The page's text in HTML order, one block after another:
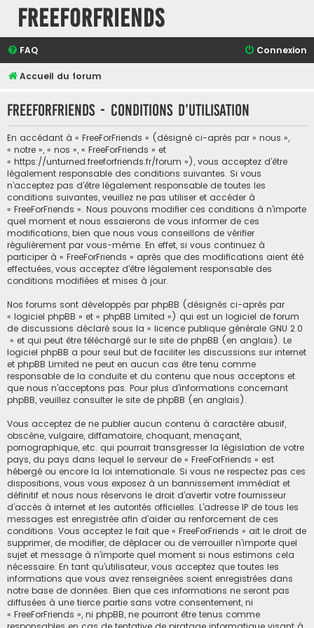
FreeForFriends
FAQ Connexion
Accueil du forum
FreeForFriends - Conditions d’utilisation
En accédant à « FreeForFriends » (désigné ci-après par « nous »,
« notre », « nos », « FreeForFriends » et
« https://unturned.freeforfriends.fr/forum »), vous acceptez d’être
légalement responsable des conditions suivantes. Si vous
n’acceptez pas d’être légalement responsable de toutes les
conditions suivantes, veuillez ne pas utiliser et accéder à
« FreeForFriends ». Nous pouvons modifier ces conditions à n’importe
quel moment et nous essaierons de vous informer de ces
modifications, bien que nous vous conseillons de vérifier
régulièrement par vous-même. En effet, si vous continuez à
participer à « FreeForFriends » après que des modifications aient été
effectuées, vous acceptez d’être légalement responsable des
conditions modifiées et mises à jour.
Nos forums sont développés par phpBB (désignés ci-après par
« logiciel phpBB » et « phpBB Limited ») qui est un logiciel de forum
de discussions déclaré sous la « licence publique générale GNU 2.0
» et qui peut être téléchargé sur le site de phpBB (en anglais). Le
logiciel phpBB a pour seul but de faciliter les discussions sur internet
et phpBB Limited ne peut en aucun cas être tenu comme
responsable de la conduite et du contenu que nous acceptons et
que nous n’acceptons pas. Pour plus d’informations concernant
phpBB, veuillez consulter le site de phpBB (en anglais).
Vous acceptez de ne publier aucun contenu à caractère abusif,
obscène, vulgaire, diffamatoire, choquant, menaçant,
pornographique, etc. qui pourrait transgresser la législation de votre
pays, du pays dans lequel le serveur de « FreeForFriends » est
hébergé ou encore la loi internationale. Si vous ne respectez pas ces
dispositions, vous vous exposez à un bannissement immédiat et
définitif et nous nous réservons le droit d’avertir votre fournisseur
d’accès à internet et les autorités officielles. L’adresse IP de tous les
messages est enregistrée afin d’aider au renforcement de ces
conditions. Vous acceptez le fait que « FreeForFriends » ait le droit de
supprimer, de modifier, de déplacer ou de verrouiller n’importe quel
sujet et message à n’importe quel moment si nous estimons cela
nécessaire. En tant qu’utilisateur, vous acceptez que toutes les
informations que vous avez renseignées soient enregistrées dans
notre base de données. Bien que ces informations ne seront pas
diffusées à une tierce partie sans votre consentement, ni
« FreeForFriends », ni phpBB, ne pourront être tenus comme